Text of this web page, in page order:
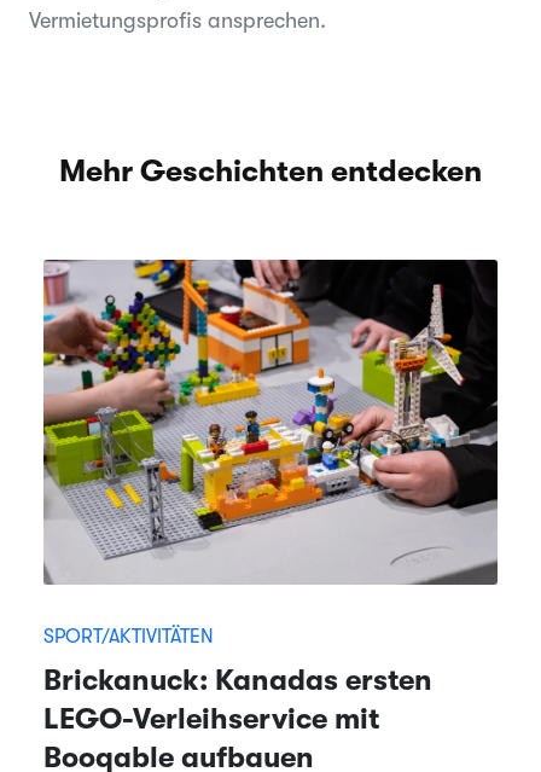
Vermietungsprofis ansprechen.
Mehr Geschichten entdecken
SPORT/AKTIVITÄTEN
Brickanuck: Kanadas ersten
LEGO-Verleihservice mit
Booqable aufbauen